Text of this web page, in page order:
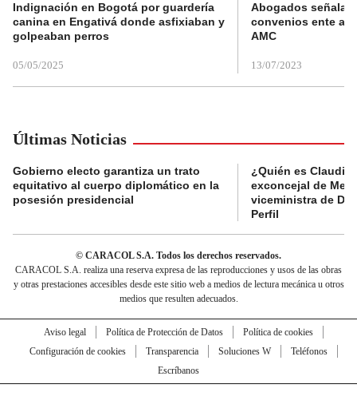
Indignación en Bogotá por guardería
canina en Engativá donde asfixiaban y
golpeaban perros
05/05/2025
Abogados
convenios ente
AMC
13/07/2023
Últimas Noticias
Gobierno electo garantiza un trato
equitativo al cuerpo diplomático en la
posesión presidencial
¿Quién es Claudia
exconcejal de
viceministra de
Perfil
© CARACOL S.A. Todos los derechos reservados.
CARACOL S.A. realiza una reserva expresa de las reproducciones y usos de las obras
y otras prestaciones accesibles desde este sitio web a medios de lectura mecánica u otros
medios que resulten adecuados.
Aviso legal Política de Protección de Datos
Política de cookies
Configuración de cookies
Transparencia Soluciones W
Teléfonos
Escríbanos